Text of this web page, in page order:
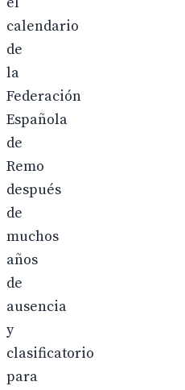
calendario
de
la
Federación
Española
de
Remo
después
de
muchos
años
de
ausencia
y
clasificatorio
para